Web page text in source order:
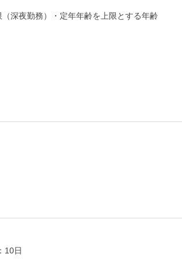
深夜勤務）・定年年齢を上限とする年齢
10日